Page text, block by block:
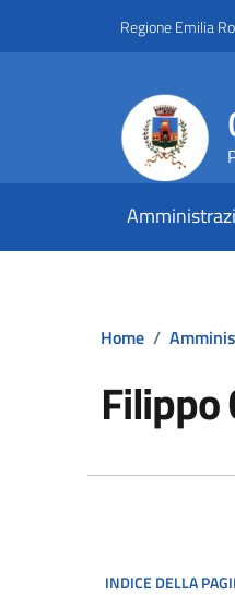
Regione Emilia
Home /
Filippo
INDICE DELLA